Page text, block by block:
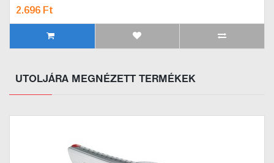
2.696 Ft
UTOLJÁRA MEGNÉZETT TERMÉKEK